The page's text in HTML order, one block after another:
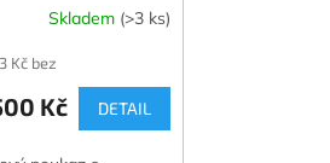
Skladem (>3 ks)
Kč bez
Kč DETAIL